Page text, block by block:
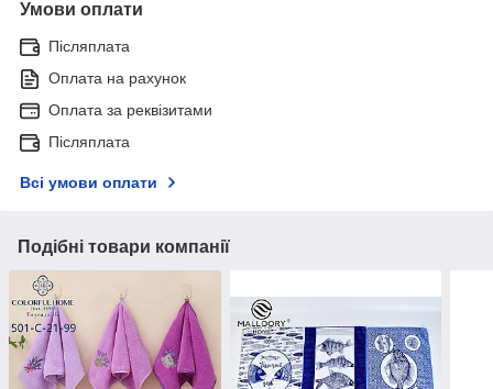
Умови оплати
Післяплата
Оплата на рахунок
Оплата за реквізитами
Післяплата
Всі умови оплати
Подібні товари компанії